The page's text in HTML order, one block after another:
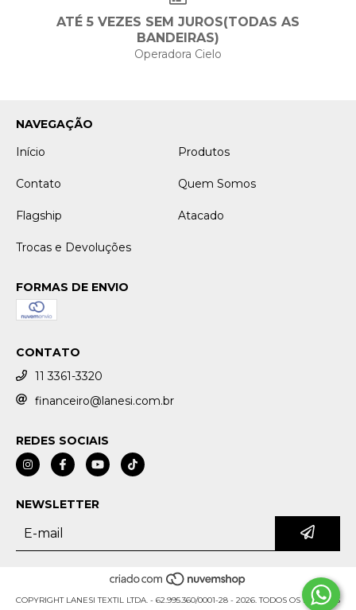
ATÉ 5 VEZES SEM JUROS(TODAS AS
BANDEIRAS)
Operadora Cielo
NAVEGAÇÃO
Início
Produtos
Contato Quem Somos
Flagship Atacado
Trocas e Devoluções
FORMAS DE ENVIO
CONTATO
11 3361-3320
financeiro@lanesi.com.br
REDES SOCIAIS
NEWSLETTER
COPYRIGHT LANESI TEXTIL LTDA. - 62.995.360/0001-28 - 2026. TODOS OS DIREITOS